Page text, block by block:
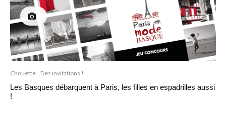
Chouette...Des invitations !
Les Basques débarquent à Paris, les filles en espadrilles aussi
!